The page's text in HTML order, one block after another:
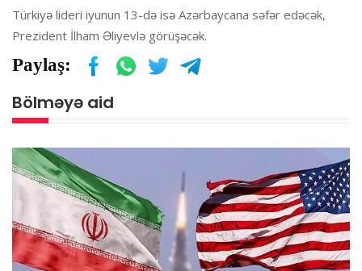
Türkiyə lideri iyunun 13-də isə Azərbaycana səfər edəcək,
Prezident İlham Əliyevlə görüşəcək.
Paylaş:
Bölməyə aid